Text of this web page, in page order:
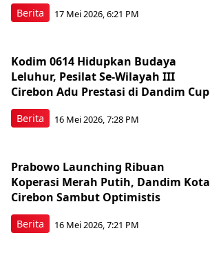
Berita 17 Mei 2026, 6:21 PM
Berita
Kodim 0614 Hidupkan Budaya
Leluhur, Pesilat Se-Wilayah III
Cirebon Adu Prestasi di Dandim Cup
16 Mei 2026, 7:28 PM
Berita
Prabowo Launching Ribuan
Koperasi Merah Putih, Dandim Kota
Cirebon Sambut Optimistis
16 Mei 2026, 7:21 PM